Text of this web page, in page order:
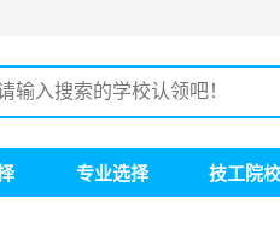
专业选择 技工院校